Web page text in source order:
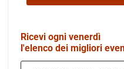
Ricevi ogni venerdì
l'elenco dei migliori